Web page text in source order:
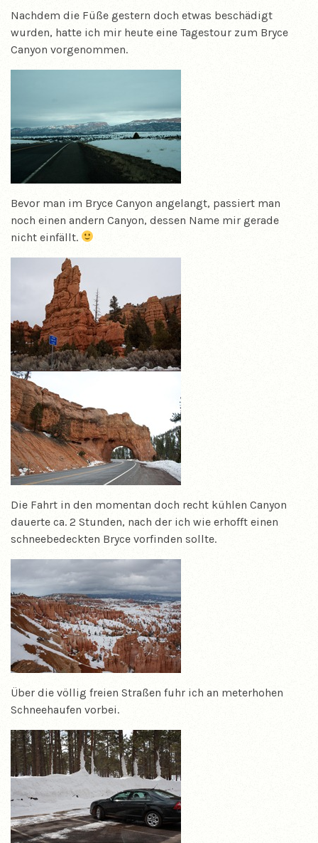
Nachdem die Füße gestern doch etwas beschädigt
wurden, hatte ich mir heute eine Tagestour zum Bryce
Canyon vorgenommen.
Bevor man im Bryce Canyon angelangt, passiert man
noch einen andern Canyon, dessen Name mir gerade
nicht einfällt.
Die Fahrt in den momentan doch recht kühlen Canyon
dauerte ca. 2 Stunden, nach der ich wie erhofft einen
schneebedeckten Bryce vorfinden sollte.
Über die völlig freien Straßen fuhr ich an meterhohen
Schneehaufen vorbei.